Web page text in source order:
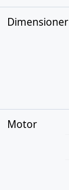
Dimensioner
Motor